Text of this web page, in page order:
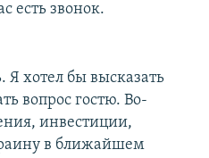
есть звонок.
хотел бы высказать
вопрос гостю. Во-
инвестиции,
в ближайшем